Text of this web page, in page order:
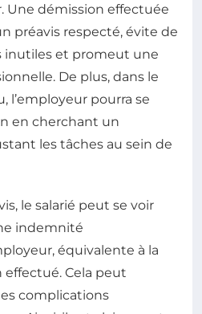
Une démission effectuée
préavis respecté, évite de
inutiles et promeut une
De plus, dans le
l’employeur pourra se
en cherchant un
les tâches au sein de
le salarié peut se voir
indemnité
équivalente à la
Cela peut
complications